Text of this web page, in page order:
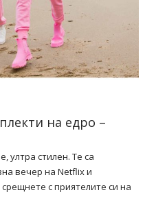
на едро –
ултра стилен. Те са
вечер на Netflix и
с приятелите си на